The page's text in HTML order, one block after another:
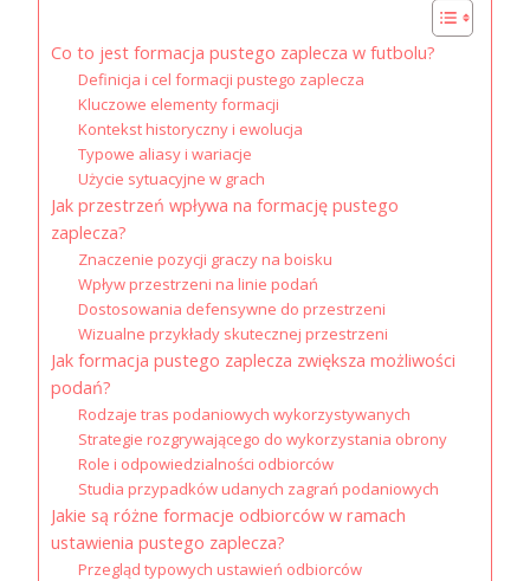
Co to jest formacja pustego zaplecza w futbolu?
Definicja i cel formacji pustego zaplecza
Kluczowe elementy formacji
Kontekst historyczny i ewolucja
Typowe aliasy i wariacje
Użycie sytuacyjne w grach
Jak przestrzeń wpływa na formację pustego
zaplecza?
Znaczenie pozycji graczy na boisku
Wpływ przestrzeni na linie podań
Dostosowania defensywne do przestrzeni
Wizualne przykłady skutecznej przestrzeni
Jak formacja pustego zaplecza zwiększa możliwości
podań?
Rodzaje tras podaniowych wykorzystywanych
Strategie rozgrywającego do wykorzystania obrony
Role i odpowiedzialności odbiorców
Studia przypadków udanych zagrań podaniowych
Jakie są różne formacje odbiorców w ramach
ustawienia pustego zaplecza?
Przegląd typowych ustawień odbiorców